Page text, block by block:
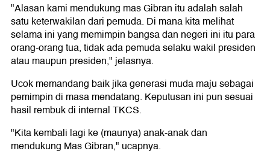
"Alasan kami mendukung mas Gibran itu adalah salah
satu keterwakilan dari pemuda. Di mana kita melihat
selama ini yang memimpin bangsa dan negeri ini itu para
orang-orang tua, tidak ada pemuda selaku wakil presiden
atau maupun presiden," jelasnya.
Ucok memandang baik jika generasi muda maju sebagai
pemimpin di masa mendatang. Keputusan ini pun sesuai
hasil rembuk di internal TKCS.
"Kita kembali lagi ke (maunya) anak-anak dan
mendukung Mas Gibran," ucapnya.